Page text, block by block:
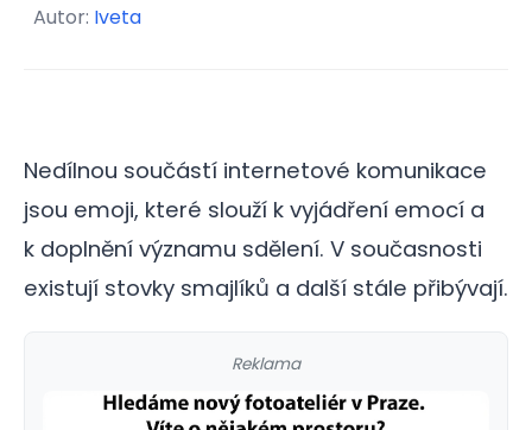
Autor: Iveta
Nedílnou součástí internetové komunikace
jsou emoji, které slouží k vyjádření emocí a
k doplnění významu sdělení. V současnosti
existují stovky smajlíků a další stále přibývají.
Reklama